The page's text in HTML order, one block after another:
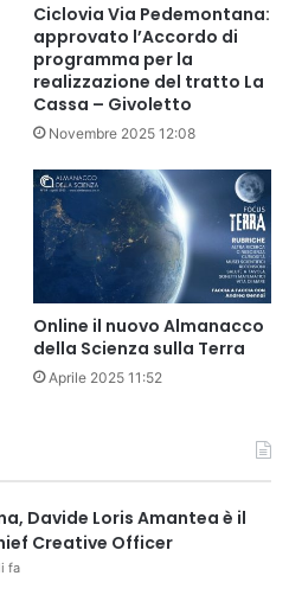
Ciclovia Via Pedemontana:
approvato l’Accordo di
programma per la
realizzazione del tratto La
Cassa – Givoletto
Novembre 2025 12:08
Online il nuovo Almanacco
della Scienza sulla Terra
Aprile 2025 11:52
Davide Loris Amantea è il
Creative Officer
fa